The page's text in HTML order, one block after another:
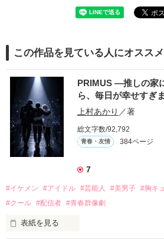
この作品を見ている人にオススメ
PRIMUS ―推しの家
ら、毎日が幸せすぎ
上村あかり ／著
総文字数/92,792
青春・友情 384ページ
7
#イケメン #アイドル #芸能人 #美男子 #胸キ
#クール #配信者 #青春群像劇
表紙を見る